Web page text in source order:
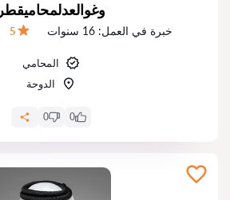
وغوالعدلمحاميقطر
خبرة في العمل: 16 سنوات 5
المحامي
الدوحة
0
0